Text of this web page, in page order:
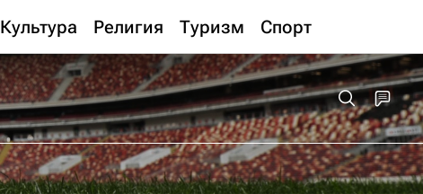
Культура Религия Туризм Спорт